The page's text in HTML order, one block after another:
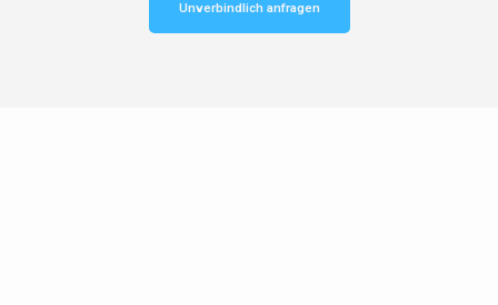
Unverbindlich anfragen